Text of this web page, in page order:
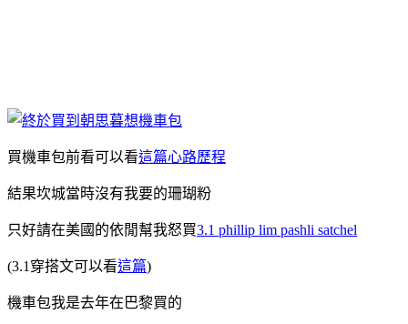
買機車包前看可以看這篇心路歷程
結果坎城當時沒有我要的珊瑚粉
只好請在美國的依閒幫我怒買3.1 phillip lim pashli satchel
(3.1穿搭文可以看這篇)
機車包我是去年在巴黎買的